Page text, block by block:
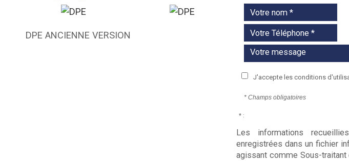
DPE ANCIENNE VERSION
J'accepte les conditions
* Champs obligatoires
* :
Les informations
enregistrées dans un fichier
agissant comme Sous-